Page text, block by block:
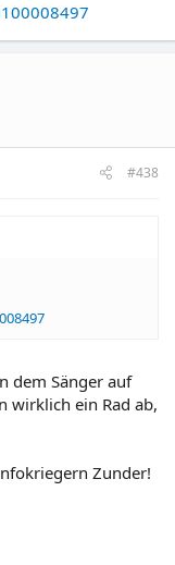
#438
dem Sänger auf
wirklich ein Rad ab,
Zunder!